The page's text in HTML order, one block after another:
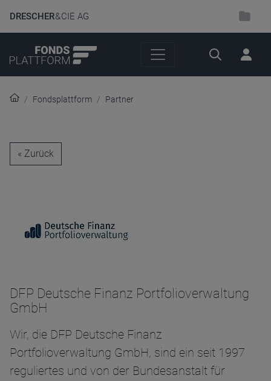
DRESCHER& CIE AG
Suche
Fondsplattform Partner
« Zurück
DFP Deutsche Finanz Portfolioverwaltung
GmbH
Wir, die DFP Deutsche Finanz
Portfolioverwaltung GmbH, sind ein seit 1997
reguliertes und von der Bundesanstalt für